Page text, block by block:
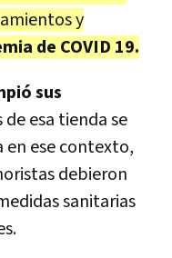
y
de COVID 19.
sus
esa tienda se
ese contexto,
debieron
sanitarias